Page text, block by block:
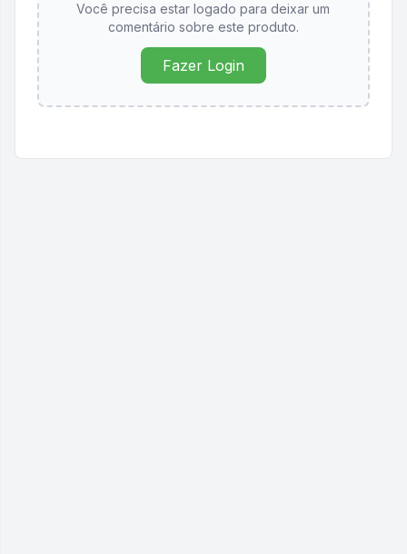
Você precisa estar logado para deixar um
comentário sobre este produto.
Fazer Login